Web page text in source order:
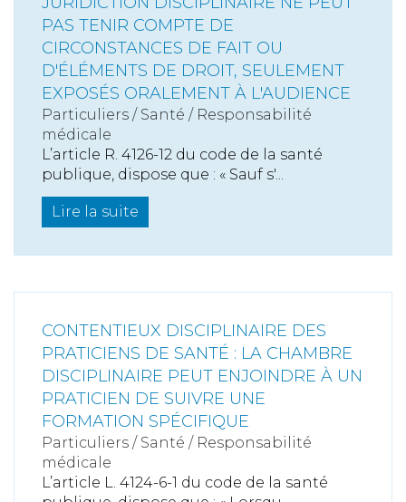
PAS TENIR COMPTE DE
CIRCONSTANCES DE FAIT OU
D'ÉLÉMENTS DE DROIT, SEULEMENT
EXPOSÉS ORALEMENT À L'AUDIENCE
Particuliers / Santé / Responsabilité
médicale
L’article R. 4126-12 du code de la santé
publique, dispose que : « Sauf s'...
Lire la suite
CONTENTIEUX DISCIPLINAIRE DES
PRATICIENS DE SANTÉ : LA CHAMBRE
DISCIPLINAIRE PEUT ENJOINDRE À UN
PRATICIEN DE SUIVRE UNE
FORMATION SPÉCIFIQUE
Particuliers / Santé / Responsabilité
médicale
L’article L. 4124-6-1 du code de la santé